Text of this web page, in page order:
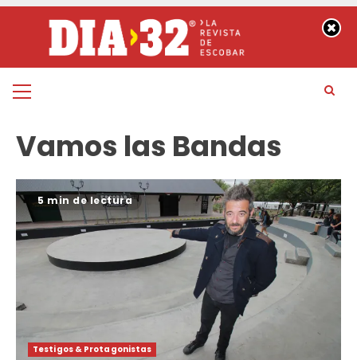
contenido
Menú
Vamos las Bandas
5 min de lectura
Testigos & Protagonistas